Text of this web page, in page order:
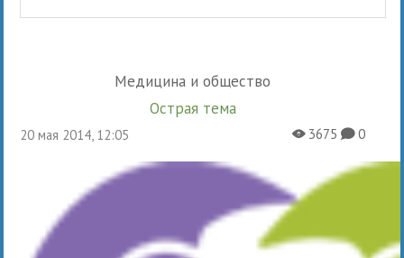
Медицина и общество
Острая тема
20 мая 2014, 12:05 X3675K0